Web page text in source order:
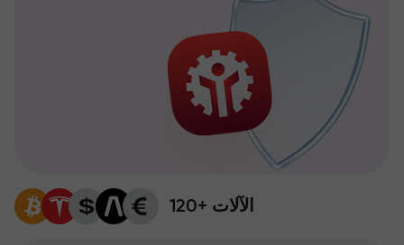
120+ الآلات